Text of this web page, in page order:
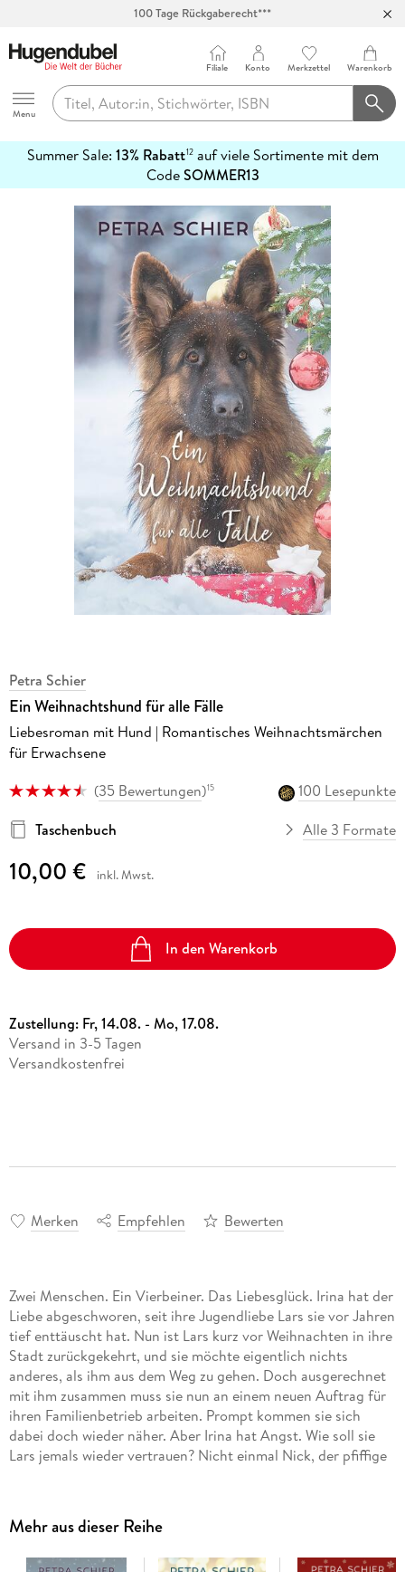
100 Tage Rückgaberecht***
Hugendubel
Menu
Filiale Konto Merkzettel Warenkorb
Summer Sale: 13% Rabatt12auf viele Sortimente mit dem
CodeSOMMER13
erfahren
Petra Schier
Ein Weihnachtshund für alle Fälle
Liebesroman mit Hund | Romantisches Weihnachtsmärchen
für Erwachsene
(35 Bewertungen)15
100 Lesepunkte
Taschenbuch
Alle 3 Formate
10,00 € inkl. Mwst.
In den Warenkorb
Zustellung: Fr, 14.08. - Mo, 17.08.
Versand in 3-5 Tagen
Versandkostenfrei
Merken Empfehlen Bewerten
Zwei Menschen. Ein Vierbeiner. Das Liebesglück. Irina hat der
Liebe abgeschworen, seit ihre Jugendliebe Lars sie vor Jahren
tief enttäuscht hat. Nun ist Lars kurz vor Weihnachten in ihre
Stadt zurückgekehrt, und sie möchte eigentlich nichts
anderes, als ihm aus dem Weg zu gehen. Doch ausgerechnet
mit ihm zusammen muss sie nun an einem neuen Auftrag für
ihren Familienbetrieb arbeiten. Prompt kommen sie sich
dabei doch wieder näher. Aber Irina hat Angst. Wie soll sie
Lars jemals wieder vertrauen? Nicht einmal Nick, der pfiffige
Auftrag erhalten. Ob dem klugen Vierbeiner doch noch die
rettende Idee kommt, wie er Lars und Irina glücklich machen
kann?
Mehr aus dieser Reihe